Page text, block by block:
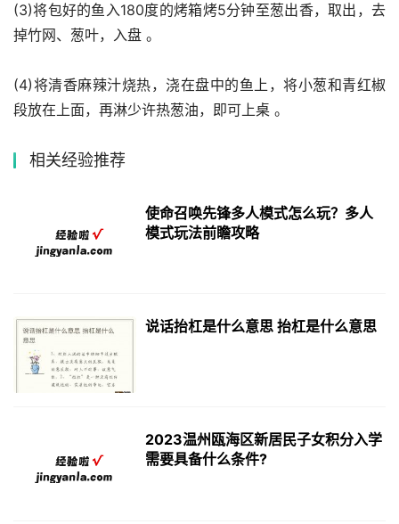
(3)将包好的鱼入180度的烤箱烤5分钟至葱出香，取出，去
掉竹网、葱叶，入盘 。
(4)将清香麻辣汁烧热，浇在盘中的鱼上，将小葱和青红椒
段放在上面，再淋少许热葱油，即可上桌 。
相关经验推荐
使命召唤先锋多人模式怎么玩？多人
模式玩法前瞻攻略
说话抬杠是什么意思 抬杠是什么意思
2023温州瓯海区新居民子女积分入学
需要具备什么条件?